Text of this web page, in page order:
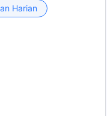
bertahun-
mereka, serta
pernah mengakui
Pelayanan
berpaut pada
besar dalam
Harian